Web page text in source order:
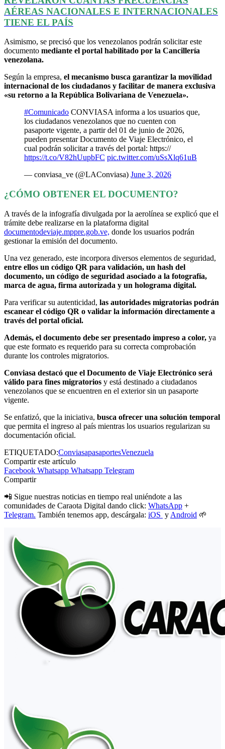
AÉREAS NACIONALES E INTERNACIONALES
TIENE EL PAÍS
Asimismo, se precisó que los venezolanos podrán solicitar este
documento mediante el portal habilitado por la Cancillería
venezolana.
Según la empresa, el mecanismo busca garantizar la movilidad
internacional de los ciudadanos y facilitar de manera exclusiva
«su retorno a la República Bolivariana de Venezuela».
#Comunicado CONVIASA informa a los usuarios que,
los ciudadanos venezolanos que no cuenten con
pasaporte vigente, a partir del 01 de junio de 2026,
pueden presentar Documento de Viaje Electrónico, el
cual podrán solicitar a través del portal: https://
https://t.co/V82hUupbFC pic.twitter.com/uSsXlq61uB
— conviasa_ve (@LAConviasa) June 3, 2026
¿CÓMO OBTENER EL DOCUMENTO?
A través de la infografía divulgada por la aerolínea se explicó que el
trámite debe realizarse en la plataforma digital
documentodeviaje.mppre.gob.ve, donde los usuarios podrán
gestionar la emisión del documento.
Una vez generado, este incorpora diversos elementos de seguridad,
entre ellos un código QR para validación, un hash del
documento, un código de seguridad asociado a la fotografía,
marca de agua, firma autorizada y un holograma digital.
Para verificar su autenticidad, las autoridades migratorias podrán
escanear el código QR o validar la información directamente a
través del portal oficial.
Además, el documento debe ser presentado impreso a color, ya
que este formato es requerido para su correcta comprobación
durante los controles migratorios.
Conviasa destacó que el Documento de Viaje Electrónico será
válido para fines migratorios y está destinado a ciudadanos
venezolanos que se encuentren en el exterior sin un pasaporte
vigente.
Se enfatizó, que la iniciativa, busca ofrecer una solución temporal
que permita el ingreso al país mientras los usuarios regularizan su
documentación oficial.
ETIQUETADO:ConviasapasaportesVenezuela
Compartir este artículo
Facebook Whatsapp Whatsapp Telegram
Compartir
📲 Sigue nuestras noticias en tiempo real uniéndote a las
comunidades de Caraota Digital dando click: WhatsApp +
Telegram. También tenemos app, descárgala: iOS y Android 🌱